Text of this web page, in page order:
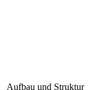
Aufbau und Struktur